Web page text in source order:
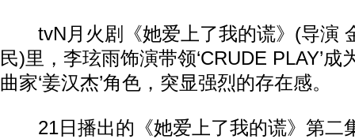
tvN月火剧《她爱上了我的谎》(导演
民)里，李玹雨饰演带领‘CRUDE PLAY’
曲家‘姜汉杰’角色，突显强烈的存在感。
21日播出的《她爱上了我的谎》第二